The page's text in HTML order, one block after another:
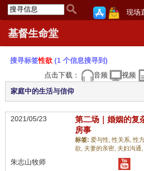
现场
基督生命堂
搜寻标签性欲 (1 个信息搜寻到)
点击下载：
音频 视频
家庭中的生活与信仰
2021/05/23
第二场｜婚姻的复
房事
标签: 爱与性,性关系,性
欲, 夫妻的亲密, 夫妇沟通,
朱志山牧师